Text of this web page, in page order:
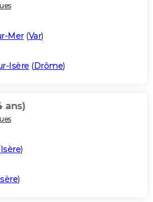
Mer(Var)
Isère (Drôme)
ans)
Isère)
)